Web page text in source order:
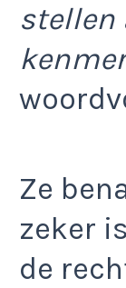
stellen
Ze
zeker
de